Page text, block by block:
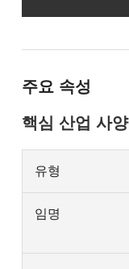
주요 속성
핵심 산업 사양
유형
임명